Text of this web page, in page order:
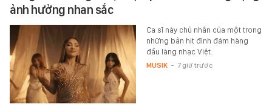
ảnh hưởng nhan sắc
Ca sĩ này chủ nhân của một trong
những bản hit đình đám hàng
đầu làng nhạc Việt.
MUSIK - 7 giờ trước